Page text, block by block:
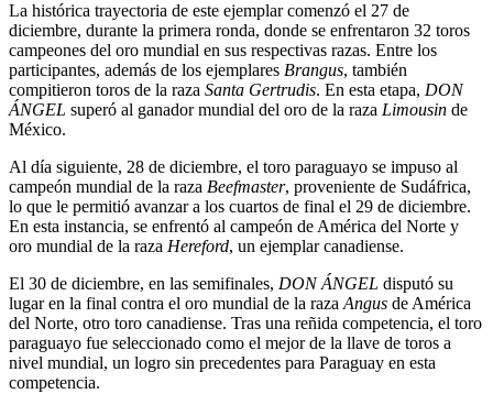
La histórica trayectoria de este ejemplar comenzó el 27 de
diciembre, durante la primera ronda, donde se enfrentaron 32 toros
campeones del oro mundial en sus respectivas razas. Entre los
participantes, además de los ejemplares Brangus, también
compitieron toros de la raza Santa Gertrudis. En esta etapa, DON
ÁNGEL superó al ganador mundial del oro de la raza Limousin de
México.
Al día siguiente, 28 de diciembre, el toro paraguayo se impuso al
campeón mundial de la raza Beefmaster, proveniente de Sudáfrica,
lo que le permitió avanzar a los cuartos de final el 29 de diciembre.
En esta instancia, se enfrentó al campeón de América del Norte y
oro mundial de la raza Hereford, un ejemplar canadiense.
El 30 de diciembre, en las semifinales, DON ÁNGEL disputó su
lugar en la final contra el oro mundial de la raza Angus de América
del Norte, otro toro canadiense. Tras una reñida competencia, el toro
paraguayo fue seleccionado como el mejor de la llave de toros a
nivel mundial, un logro sin precedentes para Paraguay en esta
competencia.